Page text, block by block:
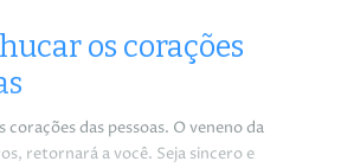
os corações
corações das pessoas. O veneno da
retornará a você. Seja sincero e